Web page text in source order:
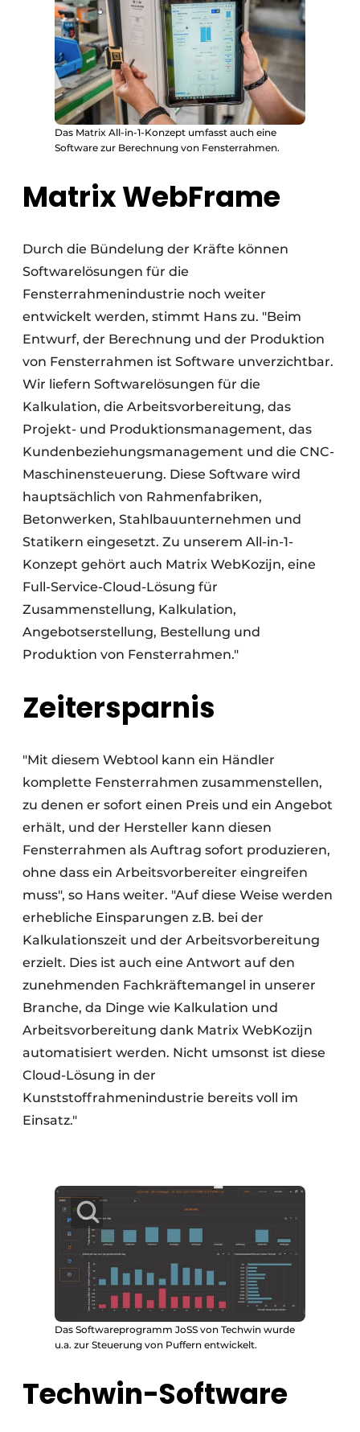
Das Matrix All-in-1-Konzept umfasst auch eine
Software zur Berechnung von Fensterrahmen.
Matrix WebFrame
Durch die Bündelung der Kräfte können
Softwarelösungen für die
Fensterrahmenindustrie noch weiter
entwickelt werden, stimmt Hans zu. "Beim
Entwurf, der Berechnung und der Produktion
von Fensterrahmen ist Software unverzichtbar.
Wir liefern Softwarelösungen für die
Kalkulation, die Arbeitsvorbereitung, das
Projekt- und Produktionsmanagement, das
Kundenbeziehungsmanagement und die CNC-
Maschinensteuerung. Diese Software wird
hauptsächlich von Rahmenfabriken,
Betonwerken, Stahlbauunternehmen und
Statikern eingesetzt. Zu unserem All-in-1-
Konzept gehört auch Matrix WebKozijn, eine
Full-Service-Cloud-Lösung für
Zusammenstellung, Kalkulation,
Angebotserstellung, Bestellung und
Produktion von Fensterrahmen."
Zeitersparnis
"Mit diesem Webtool kann ein Händler
komplette Fensterrahmen zusammenstellen,
zu denen er sofort einen Preis und ein Angebot
erhält, und der Hersteller kann diesen
Fensterrahmen als Auftrag sofort produzieren,
ohne dass ein Arbeitsvorbereiter eingreifen
muss", so Hans weiter. "Auf diese Weise werden
erhebliche Einsparungen z.B. bei der
Kalkulationszeit und der Arbeitsvorbereitung
erzielt. Dies ist auch eine Antwort auf den
zunehmenden Fachkräftemangel in unserer
Branche, da Dinge wie Kalkulation und
Arbeitsvorbereitung dank Matrix WebKozijn
automatisiert werden. Nicht umsonst ist diese
Cloud-Lösung in der
Kunststoffrahmenindustrie bereits voll im
Einsatz."
Das Softwareprogramm JoSS von Techwin wurde
u.a. zur Steuerung von Puffern entwickelt.
Techwin-Software